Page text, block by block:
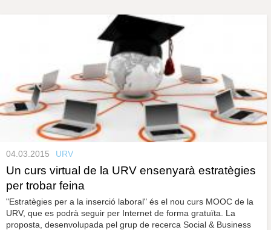
l
a
u
04.03.2015 URV
Un curs virtual de la URV ensenyarà estratègies
per trobar feina
"Estratègies per a la inserció laboral" és el nou curs MOOC de la
URV, que es podrà seguir per Internet de forma gratuïta. La
proposta, desenvolupada pel grup de recerca Social & Business